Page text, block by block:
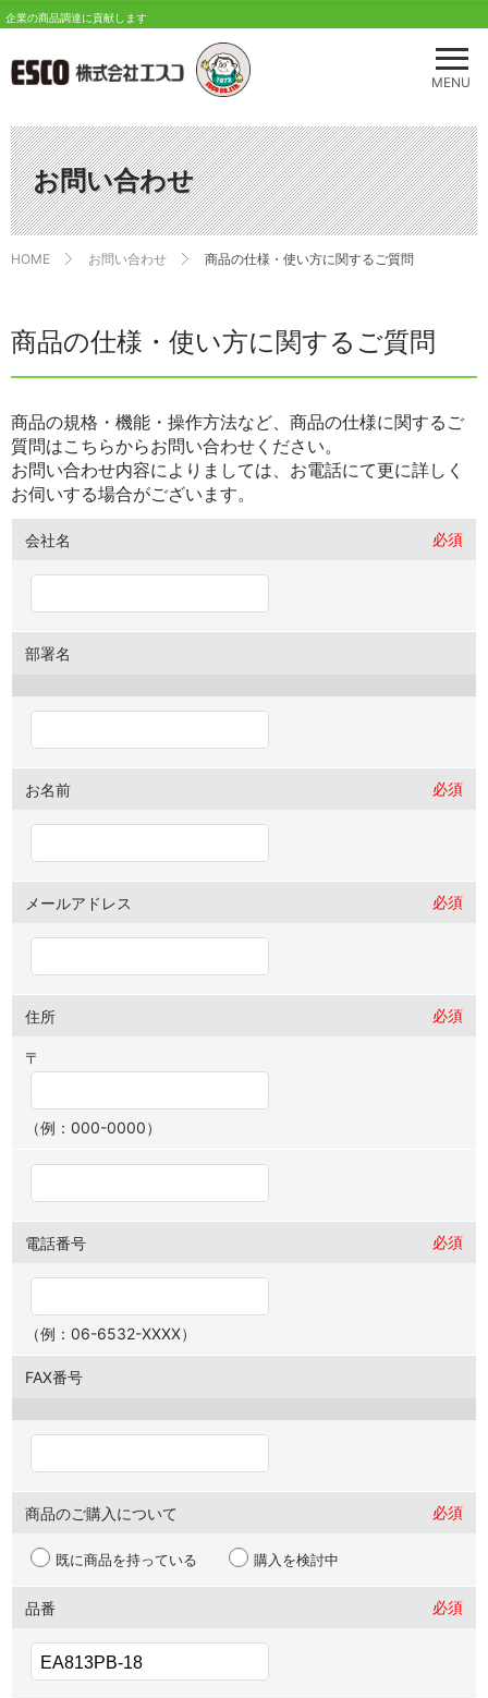
メ
ニ
を
開
く
MENU
企業の商品調達に貢献します
お問い合わせ
HOME お問い合わせ 商品の仕様・使い方に関するご質問
商品の仕様・使い方に関するご質問
商品の規格・機能・操作方法など、商品の仕様に関するご
質問はこちらからお問い合わせください。
お問い合わせ内容によりましては、お電話にて更に詳しく
お伺いする場合がございます。
会社名 必須
部署名
お名前 必須
メールアドレス 必須
住所 必須
〒
（例：000-0000）
電話番号 必須
（例：06-6532-XXXX）
FAX番号
商品のご購入について 必須
既に商品を持っている 購入を検討中
品番 必須